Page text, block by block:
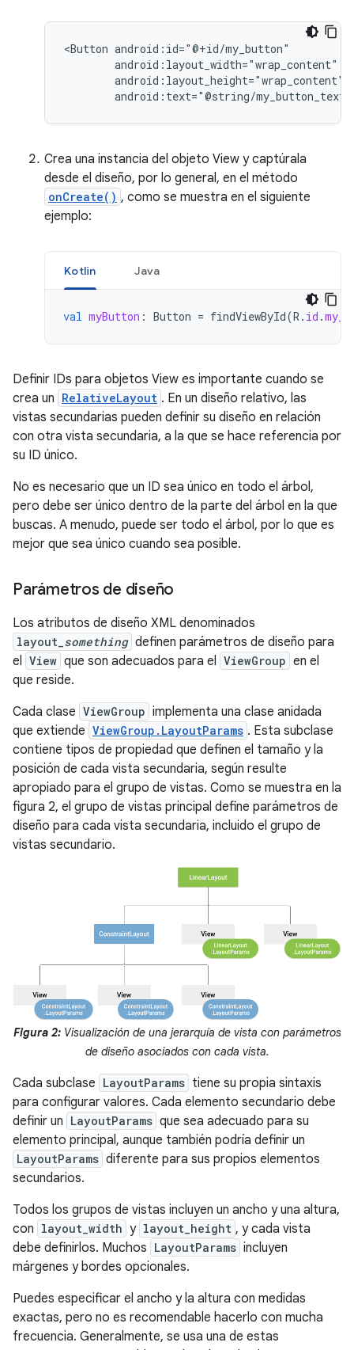
<Button
android:text="@string/
Crea una instancia del objeto View y captúrala
desde el diseño, por lo general, en el método
onCreate() , como se muestra en el siguiente
ejemplo:
Kotlin Java
val myButton : Button = findViewById(R . id .
Definir IDs para objetos View es importante cuando se
crea un RelativeLayout . En un diseño relativo, las
vistas secundarias pueden definir su diseño en relación
con otra vista secundaria, a la que se hace referencia por
su ID único.
No es necesario que un ID sea único en todo el árbol,
pero debe ser único dentro de la parte del árbol en la que
buscas. A menudo, puede ser todo el árbol, por lo que es
mejor que sea único cuando sea posible.
Parámetros de diseño
Los atributos de diseño XML denominados
layout_ something definen parámetros de diseño para
el View que son adecuados para el ViewGroup en el
que reside.
Cada clase ViewGroup implementa una clase anidada
que extiende ViewGroup.LayoutParams . Esta subclase
contiene tipos de propiedad que definen el tamaño y la
posición de cada vista secundaria, según resulte
apropiado para el grupo de vistas. Como se muestra en la
figura 2, el grupo de vistas principal define parámetros de
diseño para cada vista secundaria, incluido el grupo de
vistas secundario.
Figura 2:Visualización de una jerarquía de vista con parámetros
de diseño asociados con cada vista.
Cada subclase LayoutParams tiene su propia sintaxis
para configurar valores. Cada elemento secundario debe
definir un LayoutParams que sea adecuado para su
elemento principal, aunque también podría definir un
LayoutParams diferente para sus propios elementos
secundarios.
Todos los grupos de vistas incluyen un ancho y una altura,
con layout_width y layout_height , y cada vista
debe definirlos. Muchos LayoutParams incluyen
márgenes y bordes opcionales.
Puedes especificar el ancho y la altura con medidas
exactas, pero no es recomendable hacerlo con mucha
frecuencia. Generalmente, se usa una de estas